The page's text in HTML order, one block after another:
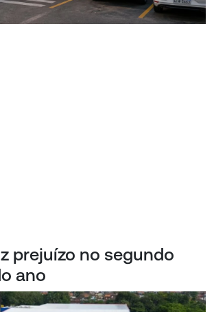
prejuízo no segundo
ano